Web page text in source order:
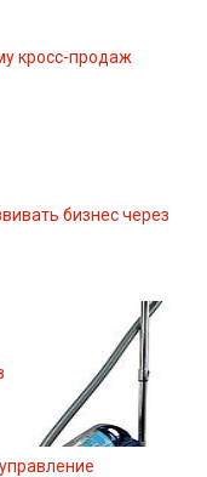
кросс-продаж
бизнес через